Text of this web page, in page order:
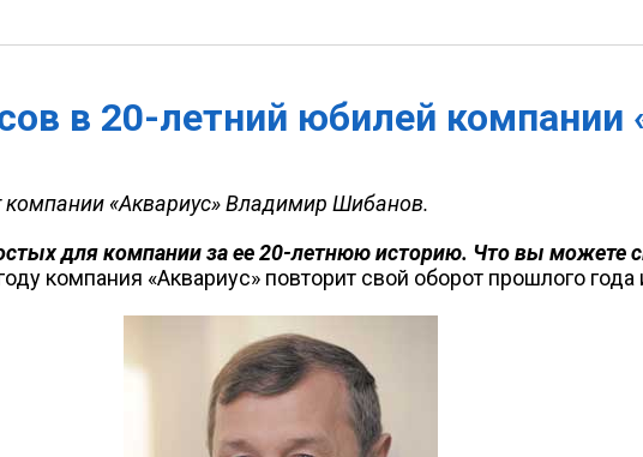
в 20-летний юбилей компании
«Аквариус» Владимир Шибанов.
для компании за ее 20-летнюю историю. Что вы можете
компания «Аквариус» повторит свой оборот прошлого